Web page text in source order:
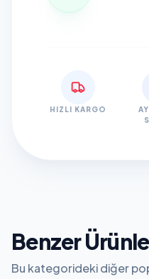
HIZLI KARGO
Benzer
Bu kategorideki diğer